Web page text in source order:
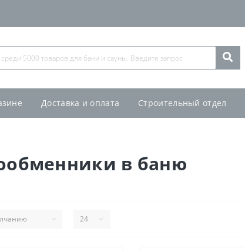
Доставка и оплата Строительный отдел
в баню